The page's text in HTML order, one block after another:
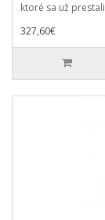
ktoré sa už
327,60€